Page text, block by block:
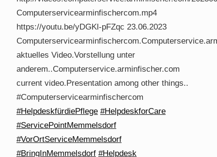
Computerservicearminfischercom.mp4
https://youtu.be/yDGKl-pFZqc 23.06.2023
aktuelles Video.Vorstellung unter
anderem..Computerservice.arminfischer.com
current video.Presentation among other things..
#Computerservicearminfischercom
#HelpdeskfürdiePflege #HelpdeskforCare
#ServicePointMemmelsdorf
#VorOrtServiceMemmelsdorf
#BringInMemmelsdorf #Helpdesk